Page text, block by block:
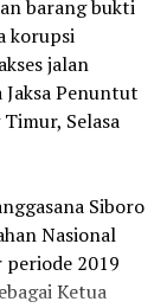
Dery juga
terkait bisnis
Kirana,
mengalami
dengan
dari
sebesar Rp 80
barang bukti
korupsi
jalan
Jaksa Penuntut
Selasa
Siboro
Nasional
2019
Ketua